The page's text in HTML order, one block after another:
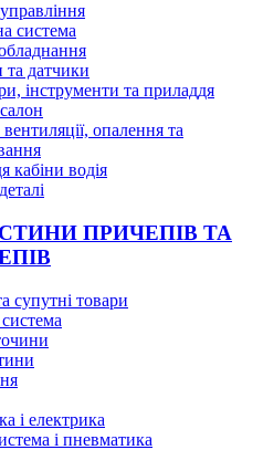
система
датчики
інструменти та приладдя
опалення та
кабіни водія
ПРИЧЕПІВ ТА
супутні товари
і електрика
і пневматика